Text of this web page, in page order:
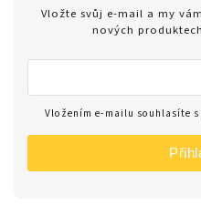
Vložte svůj e-mail a my
nových
Vložením e-mailu souhlasíte s